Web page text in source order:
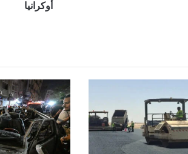
أوكرانيا